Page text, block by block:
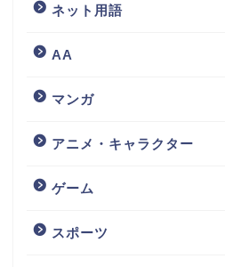
ネット用語
AA
マンガ
アニメ・キャラクター
ゲーム
スポーツ